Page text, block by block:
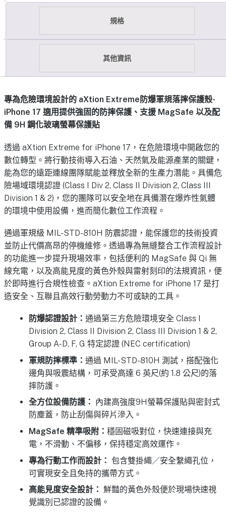
規格
其他資訊
專為危險環境設計的 aXtion Extreme防爆軍規落摔保護殼-
iPhone 17 適用提供強固的防摔保護、支援 MagSafe 以及配
備 9H 鋼化玻璃螢幕保護貼
透過 aXtion Extreme for iPhone 17，在危險環境中開啟您的
數位轉型。將行動技術導入石油、天然氣及能源產業的關鍵，
能為您的遠距連線團隊賦能並釋放全新的生產力潛能。具備危
險場域環境認證 (Class I Div 2, Class II Division 2, Class III
Division 1 & 2)，您的團隊可以安全地在具備潛在爆炸性氣體
的環境中使用設備，進而簡化數位工作流程。
通過軍規級 MIL-STD-810H 防震認證，能保護您的技術投資
並防止代價高昂的停機維修。透過專為無縫整合工作流程設計
的功能進一步提升現場效率，包括便利的 MagSafe 與 Qi 無
線充電，以及高能見度的黃色外殼與雷射刻印的法規資訊，便
於即時進行合規性檢查。aXtion Extreme for iPhone 17 是打
造安全、互聯且高效行動勞動力不可或缺的工具。
防爆認證設計： 通過第三方危險環境安全 Class I
Division 2, Class II Division 2, Class III Division 1 & 2,
Group A-D, F, G 特定認證 (NEC certification)
軍規防摔標準： 通過 MIL-STD-810H 測試，搭配強化
邊角與吸震結構，可承受高達 6 英尺(約 1.8 公尺)的落
摔防護。
全方位設備防護： 內建高強度9H螢幕保護貼與密封式
防塵蓋，防止刮傷與碎片滲入。
MagSafe 精準吸附： 穩固磁吸對位，快速連接與充
電，不滑動、不偏移，保持穩定高效運作。
專為行動工作而設計： 包含雙掛繩／安全繫繩孔位，
可實現安全且免持的攜帶方式。
高能見度安全設計： 鮮豔的黃色外殼便於現場快速視
覺識別已認證的設備。